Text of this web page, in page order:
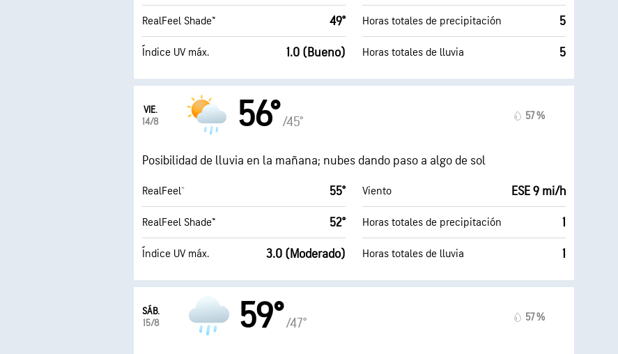
RealFeel Shade™ 49°
Índice UV máx. 1.0 (Bueno)
Horas totales de precipitación 5
Horas totales de lluvia 5
VIE.
14/8
56° /45° 57 %
Posibilidad de lluvia en la mañana; nubes dando paso a algo de sol
RealFeel® 55°
RealFeel Shade™ 52°
Índice UV máx. 3.0 (Moderado)
Viento ESE 9 mi/h
Horas totales de precipitación 1
Horas totales de lluvia 1
SÁB.
15/8
59° /47° 57 %